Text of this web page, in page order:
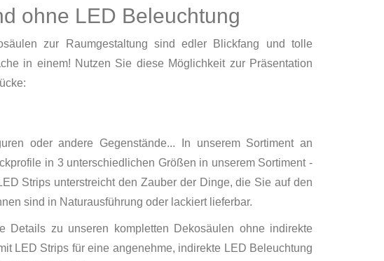
ohne LED Beleuchtung
zur Raumgestaltung sind edler Blickfang und tolle
in einem! Nutzen Sie diese Möglichkeit zur Präsentation
oder andere Gegenstände... In unserem Sortiment an
in 3 unterschiedlichen Größen in unserem Sortiment -
Strips unterstreicht den Zauber der Dinge, die Sie auf den
sind in Naturausführung oder lackiert lieferbar.
Details zu unseren kompletten Dekosäulen ohne indirekte
LED Strips für eine angenehme, indirekte LED Beleuchtung